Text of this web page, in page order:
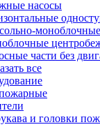
насосы
части без
все
и головки